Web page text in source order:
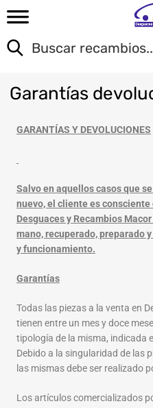
Garantías
GARANTÍAS Y DEVOLUCIONES
Salvo en aquellos casos que
nuevo, el cliente es
Desguaces y Recambios
mano, recuperado, preparado
y funcionamiento.
Garantías
Todas las piezas a la venta en
tienen entre un mes y doce
tipología de la misma, indicada
Debido a la singularidad de las
las mismas debe ser realizado
Los artículos comercializados